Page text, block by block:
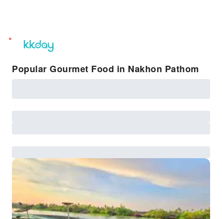
unread
notifications
Popular Gourmet Food in Nakhon Pathom